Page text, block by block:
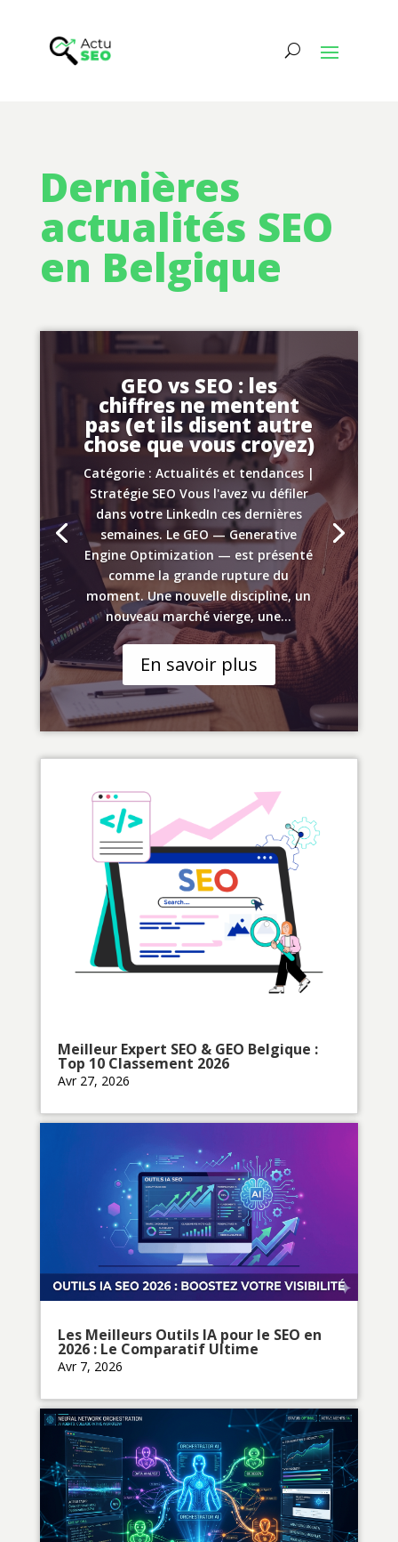
Dernières
actualités SEO
en Belgique
GEO vs SEO : les
chiffres ne mentent
pas (et ils disent autre
chose que vous croyez)
Catégorie : Actualités et tendances |
Stratégie SEO Vous l'avez vu défiler
dans votre LinkedIn ces dernières
semaines. Le GEO — Generative
Engine Optimization — est présenté
comme la grande rupture du
moment. Une nouvelle discipline, un
nouveau marché vierge, une...
En savoir plus
Meilleur Expert SEO & GEO Belgique :
Top 10 Classement 2026
Avr 27, 2026
Les Meilleurs Outils IA pour le SEO en
2026 : Le Comparatif Ultime
Avr 7, 2026